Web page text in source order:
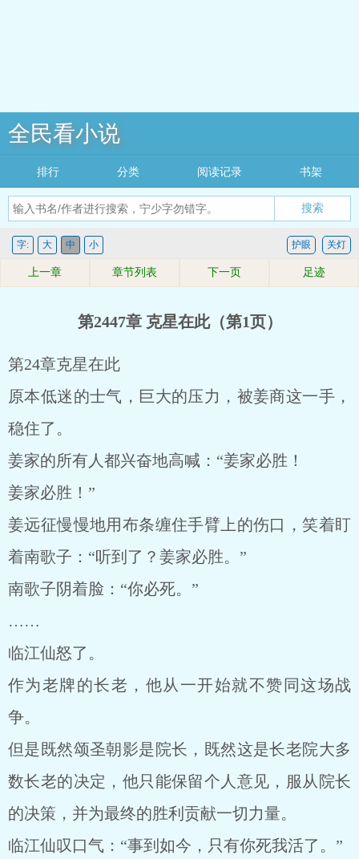
全民看小说
搜索
排行 分类 阅读记录 书架
字: 大 中 小 关灯
护眼
上一章 章节列表 下一页 足迹
第2447章 克星在此（第1页）
第24章克星在此
原本低迷的士气，巨大的压力，被姜商这一手，
稳住了。
姜家的所有人都兴奋地高喊：“姜家必胜！
姜家必胜！”
姜远征慢慢地用布条缠住手臂上的伤口，笑着盯
着南歌子：“听到了？姜家必胜。”
南歌子阴着脸：“你必死。”
……
临江仙怒了。
作为老牌的长老，他从一开始就不赞同这场战
争。
但是既然颂圣朝影是院长，既然这是长老院大多
数长老的决定，他只能保留个人意见，服从院长
的决策，并为最终的胜利贡献一切力量。
临江仙叹口气：“事到如今，只有你死我活了。”